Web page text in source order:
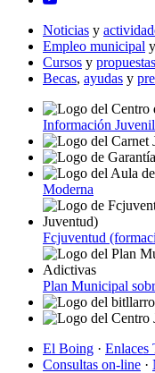
Noticias y
Empleo municipal y
Cursos y propuestas
Becas, ayudas y
Información Juvenil
Moderna
Fcjuventud
Plan Municipal
El Boing · Enlaces
Consultas on-line ·